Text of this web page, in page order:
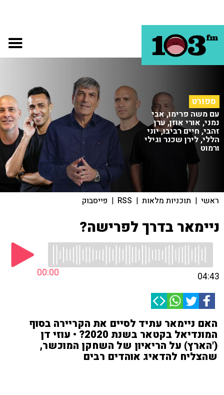
ספורט
עם משה פרימו, אבי
נמני, אורי אוזן, ערן
זהבי, חיים רביבו, יוני
הללי, לירן שכנר וגילי
ורמוט
ראשי | תוכניות מלאות |
RSS
| פייסבוק
ניימאר בדרך לפרישה?
00:00 04:43
האם ניימאר עתיד לסיים את הקריירה בסוף
המונדיאל בקטאר בשנת 2020? • עוזי דן
('הארץ) על הריאיון של השחקן המוכשר,
שהצליח להדאיג אוהדים רבים